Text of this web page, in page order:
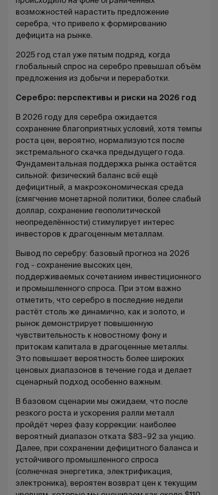
возможностей нарастить предложение
серебра, что привело к формированию
дефицита на рынке.
2025 год стал уже пятым подряд, когда
глобальный спрос на серебро превышал объём
предложения из добычи и переработки.
Серебро: перспективы и риски на 2026 год
В 2026 году для серебра ожидается
сохранение благоприятных условий, хотя темпы
роста цен, вероятно, нормализуются после
экстремального скачка предыдущего года.
Фундаментальная поддержка рынка остаётся
сильной: физический баланс всё ещё
дефицитный, а макроэкономическая среда
(смягчение монетарной политики, более слабый
доллар, сохранение геополитической
неопределённости) стимулирует интерес
инвесторов к драгоценным металлам.
Вывод по серебру: базовый прогноз на 2026
год - сохранение высоких цен,
поддерживаемых сочетанием инвестиционного
и промышленного спроса. При этом важно
отметить, что серебро в последние недели
растёт столь же динамично, как и золото, и
рынок демонстрирует повышенную
чувствительность к новостному фону и
притокам капитала в драгоценные металлы.
Это повышает вероятность более широких
ценовых диапазонов в течение года и делает
сценарный подход особенно важным.
В базовом сценарии мы ожидаем, что после
резкого роста и ускорения ралли металл
пройдёт через фазу коррекции: наиболее
вероятный диапазон отката $83–92 за унцию.
Далее, при сохранении дефицитного баланса и
устойчивого промышленного спроса
(солнечная энергетика, электрификация,
электроника), вероятен возврат цен к текущим